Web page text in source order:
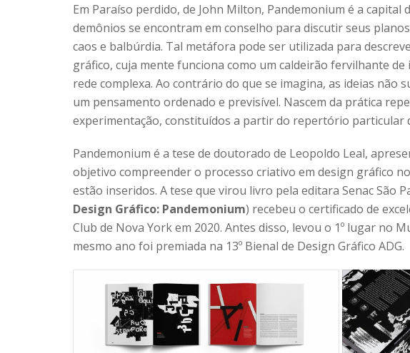
Em Paraíso perdido, de John Milton, Pandemonium é a
demônios se encontram em conselho para discutir seus
caos e balbúrdia. Tal metáfora pode ser utilizada para
gráfico, cuja mente funciona como um caldeirão fervilhante
rede complexa. Ao contrário do que se imagina, as ideias não
um pensamento ordenado e previsível. Nascem da prática
experimentação, constituídos a partir do repertório particular
Pandemonium é a tese de doutorado de Leopoldo Leal,
objetivo compreender o processo criativo em design gráfico
estão inseridos. A tese que virou livro pela editara Senac São
Design Gráfico: Pandemonium) recebeu o certificado de
Club de Nova York em 2020. Antes disso, levou o 1º lugar no
mesmo ano foi premiada na 13º Bienal de Design Gráfico ADG.